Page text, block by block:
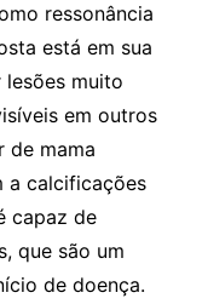
ressonância
está em sua
muito
em outros
de mama
a calcificações
capaz de
que são um
de doença.